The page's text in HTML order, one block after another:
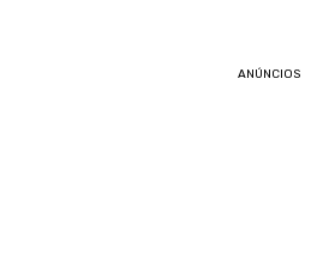
ANÚNCIOS